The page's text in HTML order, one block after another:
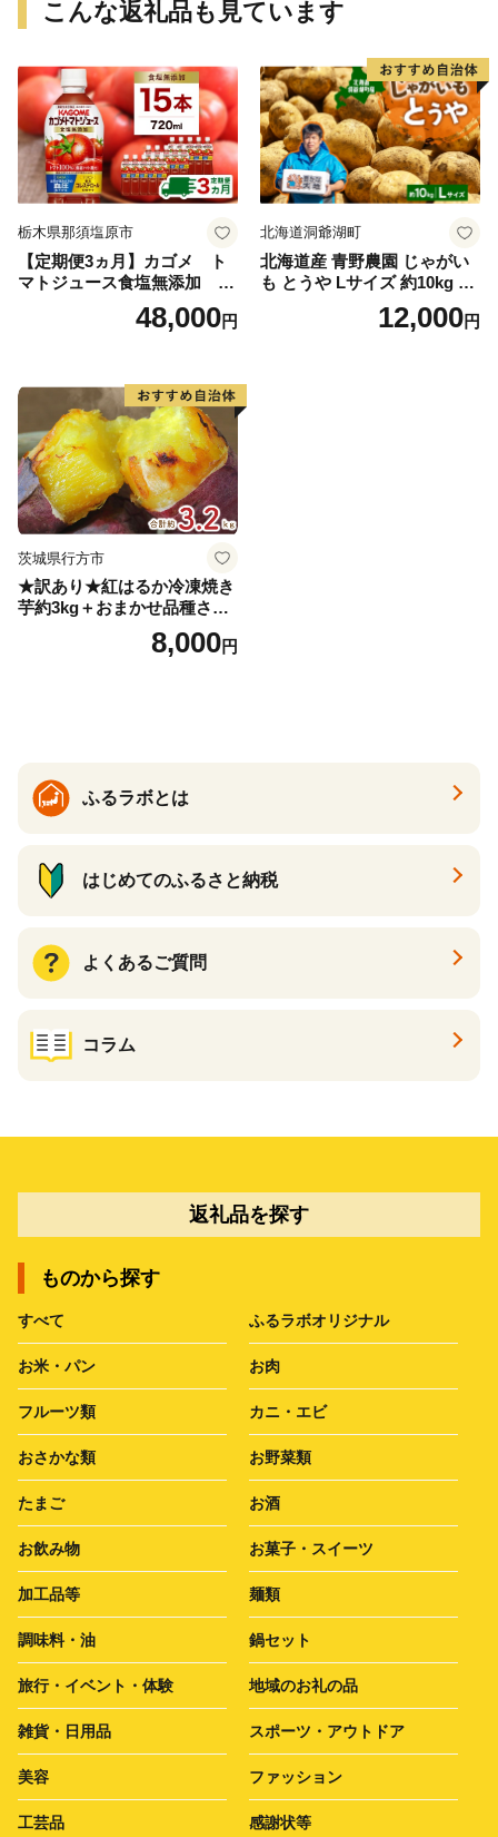
こんな返礼品も見ています
栃木県那須塩原市
【定期便3ヵ月】カゴメ ト
マトジュース食塩無添加 72
0ml PET×15本 1ケース 毎月
届く 3ヵ月 3回コース ns001-
48,000円
北海道洞爺湖町
北海道産 青野農園 じゃがい
も とうや Lサイズ 約10kg 20
26年10月初旬～12月下旬頃お
届け 先行予約 北海道 ジャガ
12,000円
茨城県行方市
★訳あり★紅はるか冷凍焼き
芋約3kg＋おまかせ品種さつ
まいも 合計約3.2kg｜さつ
まいも サツマイモ さつま芋
8,000円
ふるラボとは
はじめてのふるさと納税
よくあるご質問
コラム
返礼品を探す
ものから探す
すべて ふるラボオリジナル
お米・パン お肉
フルーツ類 カニ・エビ
おさかな類 お野菜類
たまご お酒
お飲み物 お菓子・スイーツ
加工品等 麺類
調味料・油 鍋セット
旅行・イベント・体験 地域のお礼の品
雑貨・日用品 スポーツ・アウトドア
美容 ファッション
工芸品 感謝状等